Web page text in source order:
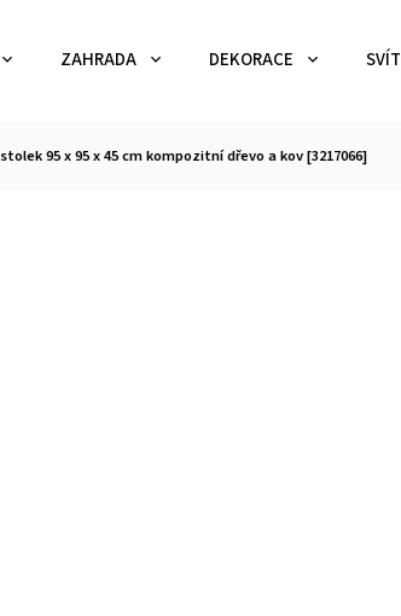
ZAHRADA DEKORACE
95 x 95 x 45 cm kompozitní dřevo a kov [3217066]